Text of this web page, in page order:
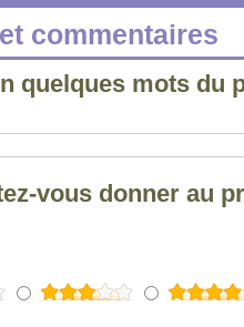
commentaires
quelques mots du
vous donner au